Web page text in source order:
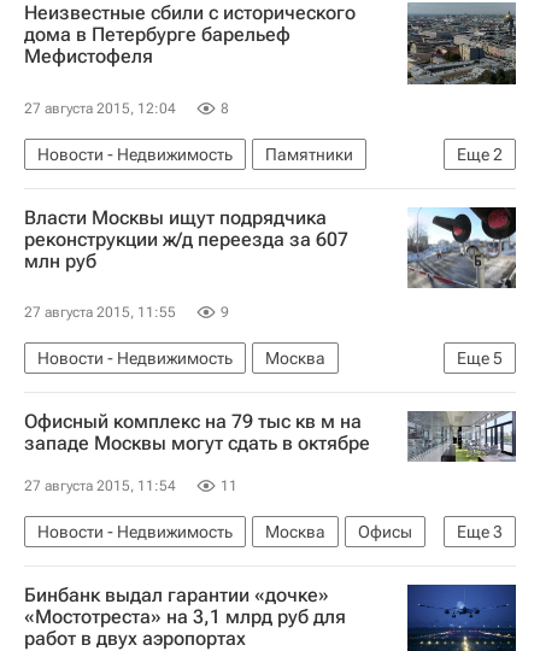
Неизвестные сбили с исторического
дома в Петербурге барельеф
Мефистофеля
27 августа 2015, 12:04 8
Еще2
Новости - Недвижимость
Памятники
Санкт-Петербург
Россия
Власти Москвы ищут подрядчика
реконструкции ж/д переезда за 607
млн руб
27 августа 2015, 11:55 9
Еще5
Новости - Недвижимость
Москва
Департамент строительства
Железная дорога
Переезд
Офисный комплекс на 79 тыс кв м на
западе Москвы могут сдать в октябре
27 августа 2015, 11:54 11
Еще3
Новости - Недвижимость Москва
Офисы
Мосгосстройнадзор
Коммерческая недвижимость
Россия
Бинбанк выдал гарантии «дочке»
«Мостотреста» на 3,1 млрд руб для
работ в двух аэропортах